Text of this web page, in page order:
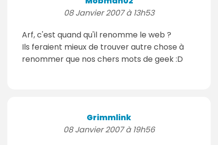
08 Janvier 2007 à 13h53
Arf, c'est quand qu'il renomme le web ?
Ils feraient mieux de trouver autre chose à
renommer que nos chers mots de geek :D
Grimmlink
08 Janvier 2007 à 19h56